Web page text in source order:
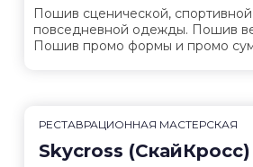
Пошив сценической,
повседневной одежды. Пошив
Пошив промо формы и промо
РЕСТАВРАЦИОННАЯ МАСТЕРСКАЯ
Skycross (СкайКросс)